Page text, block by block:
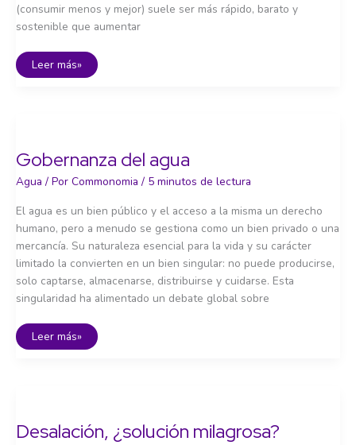
(consumir menos y mejor) suele ser más rápido, barato y
sostenible que aumentar
Eficiencia
hídrica:
Leer más»
Gobernanza del agua
Agua / Por Commonomia / 5 minutos de lectura
El agua es un bien público y el acceso a la misma un derecho
humano, pero a menudo se gestiona como un bien privado o una
mercancía. Su naturaleza esencial para la vida y su carácter
limitado la convierten en un bien singular: no puede producirse,
solo captarse, almacenarse, distribuirse y cuidarse. Esta
singularidad ha alimentado un debate global sobre
Gobernanza
del
Leer más»
Desalación, ¿solución milagrosa?